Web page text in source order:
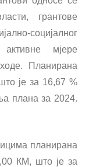
грантове
социјалног
мјере
Планирана
је за 16,67 %
плана за 2024.
планирана
КМ, што је за